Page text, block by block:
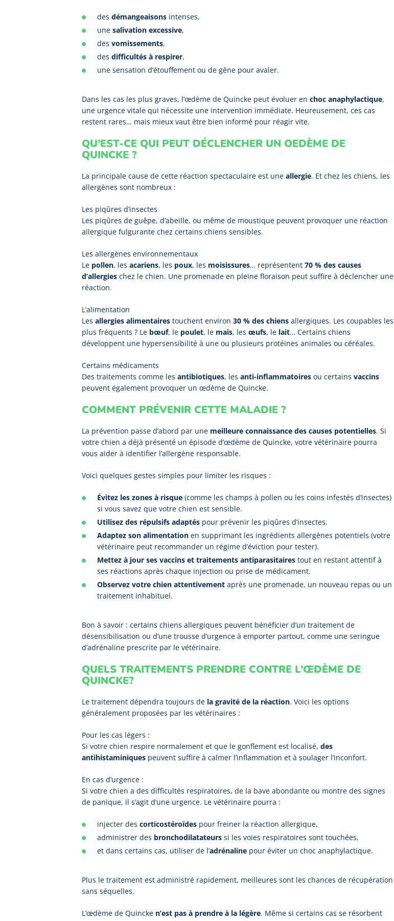
des démangeaisons intenses,
une salivation excessive,
des vomissements,
des difficultés à respirer,
une sensation d’étouffement ou de gêne pour avaler.
Dans les cas les plus graves, l’œdème de Quincke peut évoluer en choc anaphylactique,
une urgence vitale qui nécessite une intervention immédiate. Heureusement, ces cas
restent rares… mais mieux vaut être bien informé pour réagir vite.
QU’EST-CE QUI PEUT DÉCLENCHER UN OEDÈME DE
QUINCKE ?
La principale cause de cette réaction spectaculaire est une allergie. Et chez les chiens, les
allergènes sont nombreux :
Les piqûres d’insectes
Les piqûres de guêpe, d’abeille, ou même de moustique peuvent provoquer une réaction
allergique fulgurante chez certains chiens sensibles.
Les allergènes environnementaux
Le pollen, les acariens, les poux, les moisissures… représentent 70 % des causes
d’allergies chez le chien. Une promenade en pleine floraison peut suffire à déclencher une
réaction.
L’alimentation
Les allergies alimentaires touchent environ 30 % des chiens allergiques. Les coupables les
plus fréquents ? Le bœuf, le poulet, le maïs, les œufs, le lait… Certains chiens
développent une hypersensibilité à une ou plusieurs protéines animales ou céréales.
Certains médicaments
Des traitements comme les antibiotiques, les anti-inflammatoires ou certains vaccins
peuvent également provoquer un œdème de Quincke.
COMMENT PRÉVENIR CETTE MALADIE ?
La prévention passe d’abord par une meilleure connaissance des causes potentielles. Si
votre chien a déjà présenté un épisode d’œdème de Quincke, votre vétérinaire pourra
vous aider à identifier l’allergène responsable.
Voici quelques gestes simples pour limiter les risques :
Évitez les zones à risque (comme les champs à pollen ou les coins infestés d’insectes)
si vous savez que votre chien est sensible.
Utilisez des répulsifs adaptés pour prévenir les piqûres d’insectes.
Adaptez son alimentation en supprimant les ingrédients allergènes potentiels (votre
vétérinaire peut recommander un régime d’éviction pour tester).
Mettez à jour ses vaccins et traitements antiparasitaires tout en restant attentif à
ses réactions après chaque injection ou prise de médicament.
Observez votre chien attentivement après une promenade, un nouveau repas ou un
traitement inhabituel.
Bon à savoir : certains chiens allergiques peuvent bénéficier d’un traitement de
désensibilisation ou d’une trousse d’urgence à emporter partout, comme une seringue
d’adrénaline prescrite par le vétérinaire.
QUELS TRAITEMENTS PRENDRE CONTRE L’ŒDÈME DE
QUINCKE?
Le traitement dépendra toujours de la gravité de la réaction. Voici les options
généralement proposées par les vétérinaires :
Pour les cas légers :
Si votre chien respire normalement et que le gonflement est localisé, des
antihistaminiques peuvent suffire à calmer l’inflammation et à soulager l’inconfort.
En cas d’urgence :
Si votre chien a des difficultés respiratoires, de la bave abondante ou montre des signes
de panique, il s’agit d’une urgence. Le vétérinaire pourra :
injecter des corticostéroïdes pour freiner la réaction allergique,
administrer des bronchodilatateurs si les voies respiratoires sont touchées,
et dans certains cas, utiliser de l’adrénaline pour éviter un choc anaphylactique.
Plus le traitement est administré rapidement, meilleures sont les chances de récupération
sans séquelles.
L’œdème de Quincke n’est pas à prendre à la légère. Même si certains cas se résorbent